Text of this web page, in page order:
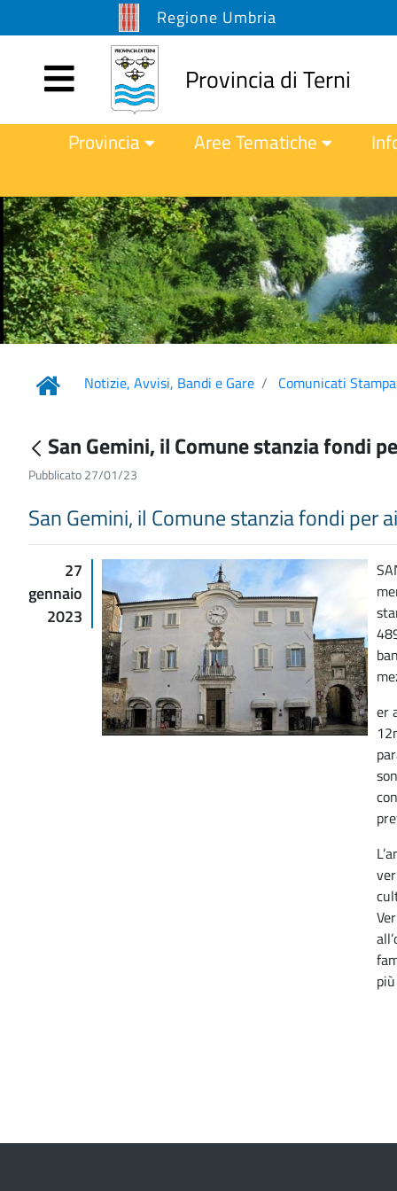
Regione Umbria
Provincia di Terni
Provincia Aree Tematiche
Notizie, Avvisi, Bandi e Gare Comunicati Stampa
San Gemini, il Comune stanzia fondi
Pubblicato 27/01/23
San Gemini, il Comune stanzia fondi per
27
gennaio
2023
er